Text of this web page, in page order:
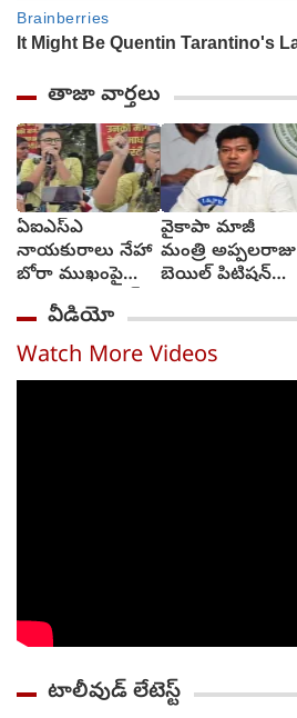
తాజా వార్తలు
ఏఐఎస్ఎ
నాయకురాలు నేహా
బోరా ముఖంపై
సిరా, ఇది జంతర్
మంతర్ కాదంటూ...
వైకాపా మాజీ
మంత్రి అప్పలరాజు
బెయిల్ పిటిషన్‌
వీడియో
Watch More Videos
టాలీవుడ్ లేటెస్ట్